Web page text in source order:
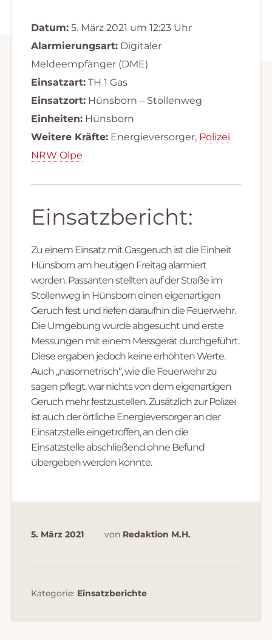
Datum:5. März 2021 um 12:23 Uhr
Alarmierungsart:Digitaler
Meldeempfänger (DME)
Einsatzart:TH 1 Gas
Einsatzort:Hünsborn – Stollenweg
Einheiten:Hünsborn
Weitere Kräfte:Energieversorger, Polizei
NRW Olpe
Einsatzbericht:
Zu einem Einsatz mit Gasgeruch ist die Einheit
Hünsborn am heutigen Freitag alarmiert
worden. Passanten stellten auf der Straße im
Stollenweg in Hünsborn einen eigenartigen
Geruch fest und riefen daraufhin die Feuerwehr.
Die Umgebung wurde abgesucht und erste
Messungen mit einem Messgerät durchgeführt.
Diese ergaben jedoch keine erhöhten Werte.
Auch „nasometrisch“, wie die Feuerwehr zu
sagen pflegt, war nichts von dem eigenartigen
Geruch mehr festzustellen. Zusätzlich zur Polizei
ist auch der örtliche Energieversorger an der
Einsatzstelle eingetroffen, an den die
Einsatzstelle abschließend ohne Befund
übergeben werden konnte.
5. März 2021 von Redaktion M.H.
Kategorie: Einsatzberichte